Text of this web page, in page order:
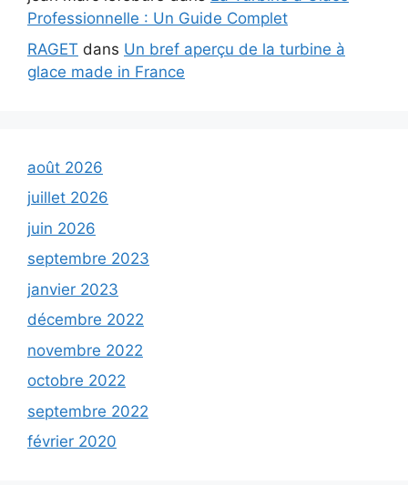
Professionnelle : Un Guide Complet
RAGET dans Un bref aperçu de la turbine à
glace made in France
août 2026
juillet 2026
juin 2026
septembre 2023
janvier 2023
décembre 2022
novembre 2022
octobre 2022
septembre 2022
février 2020